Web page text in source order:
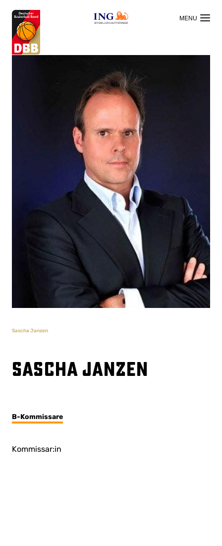
OFFIZIELLER HAUPTSPONSOR
Sascha Janzen
Sascha Janzen
B-Kommissare
Kommissar:in